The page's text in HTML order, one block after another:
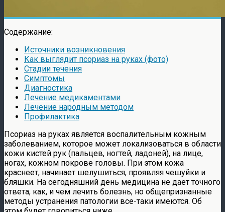
Содержание:
Источники возникновения
Как выглядит псориаз на руках (фото)
Стадии течения
Симптомы
Диагностика
Лечение медикаментами
Лечение народным методом
Профилактика
Псориаз на руках является воспалительным кожным
заболеванием, которое может локализоваться в области
кожи кистей рук (пальцев, ногтей, ладоней), на лице,
ногах, кожном покрове головы. При этом кожа
краснеет, начинает шелушиться, проявляя чешуйки и
бляшки. На сегодняшний день медицина не дает точного
ответа, как, и чем лечить болезнь, но общепризнанные
методы устранения патологии все-таки имеются. Об